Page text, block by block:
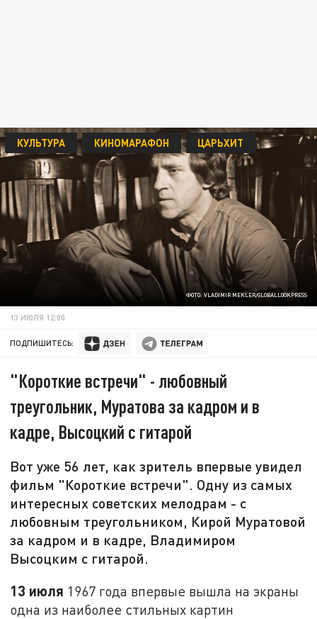
ФОТО: VLADIMIR MEKLER/GLOBALLOOKPRESS
КУЛЬТУРА КИНОМАРАФОН ЦАРЬХИТ
13 ИЮЛЯ 12:00
ПОДПИШИТЕСЬ:
"Короткие встречи" - любовный
треугольник, Муратова за кадром и в
кадре, Высоцкий с гитарой
Вот уже 56 лет, как зритель впервые увидел
фильм "Короткие встречи". Одну из самых
интересных советских мелодрам - с
любовным треугольником, Кирой Муратовой
за кадром и в кадре, Владимиром
Высоцким с гитарой.
13 июля 1967 года впервые вышла на экраны
одна из наиболее стильных картин